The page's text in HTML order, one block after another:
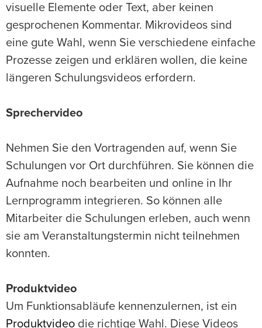
visuelle Elemente oder Text, aber keinen
gesprochenen Kommentar. Mikrovideos sind
eine gute Wahl, wenn Sie verschiedene einfache
Prozesse zeigen und erklären wollen, die keine
längeren Schulungsvideos erfordern.
Sprechervideo
Nehmen Sie den Vortragenden auf, wenn Sie
Schulungen vor Ort durchführen. Sie können die
Aufnahme noch bearbeiten und online in Ihr
Lernprogramm integrieren. So können alle
Mitarbeiter die Schulungen erleben, auch wenn
sie am Veranstaltungstermin nicht teilnehmen
konnten.
Produktvideo
Um Funktionsabläufe kennenzulernen, ist ein
Produktvideo die richtige Wahl. Diese Videos